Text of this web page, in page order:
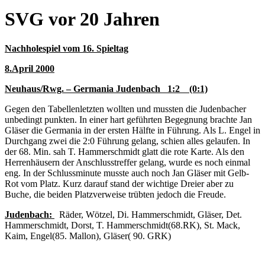
SVG vor 20 Jahren
Nachholespiel vom 16. Spieltag
8.April 2000
Neuhaus/Rwg. – Germania Judenbach 1:2 (0:1)
Gegen den Tabellenletzten wollten und mussten die Judenbacher
unbedingt punkten. In einer hart geführten Begegnung brachte Jan
Gläser die Germania in der ersten Hälfte in Führung. Als L. Engel in
Durchgang zwei die 2:0 Führung gelang, schien alles gelaufen. In
der 68. Min. sah T. Hammerschmidt glatt die rote Karte. Als den
Herrenhäusern der Anschlusstreffer gelang, wurde es noch einmal
eng. In der Schlussminute musste auch noch Jan Gläser mit Gelb-
Rot vom Platz. Kurz darauf stand der wichtige Dreier aber zu
Buche, die beiden Platzverweise trübten jedoch die Freude.
Judenbach:
Räder, Wötzel, Di. Hammerschmidt, Gläser, Det.
Hammerschmidt, Dorst, T. Hammerschmidt(68.RK), St. Mack,
Kaim, Engel(85. Mallon), Gläser( 90. GRK)